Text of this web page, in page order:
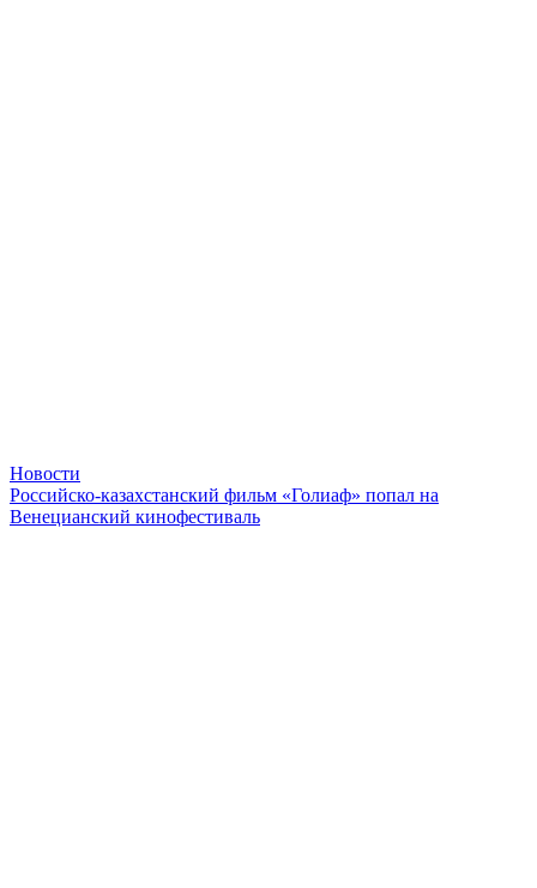
Новости
Российско-казахстанский фильм «Голиаф» попал на
Венецианский кинофестиваль